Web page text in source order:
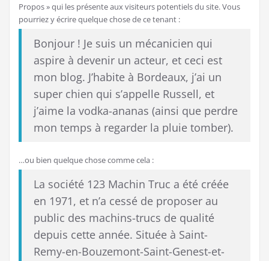
Propos » qui les présente aux visiteurs potentiels du site. Vous
pourriez y écrire quelque chose de ce tenant :
Bonjour ! Je suis un mécanicien qui
aspire à devenir un acteur, et ceci est
mon blog. J’habite à Bordeaux, j’ai un
super chien qui s’appelle Russell, et
j’aime la vodka-ananas (ainsi que perdre
mon temps à regarder la pluie tomber).
…ou bien quelque chose comme cela :
La société 123 Machin Truc a été créée
en 1971, et n’a cessé de proposer au
public des machins-trucs de qualité
depuis cette année. Située à Saint-
Remy-en-Bouzemont-Saint-Genest-et-